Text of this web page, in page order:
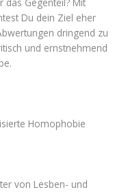
das Gegenteil? Mit
Du dein Ziel eher
dringend zu
und ernstnehmend
Homophobie
von Lesben- und